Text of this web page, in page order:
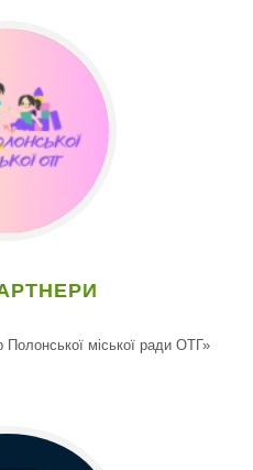
міської ради ОТГ»